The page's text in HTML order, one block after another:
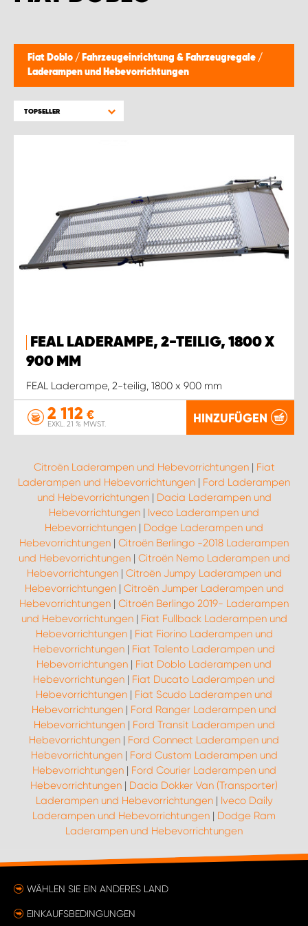
Fiat Doblo / Fahrzeugeinrichtung & Fahrzeugregale /
Laderampen und Hebevorrichtungen
TOPSELLER
FEAL LADERAMPE, 2-TEILIG, 1800 X
900 MM
FEAL Laderampe, 2-teilig, 1800 x 900 mm
2 112 €
EXKL. 21 % MWST. HINZUFÜGEN
Citroën Laderampen und Hebevorrichtungen| Fiat
Laderampen und Hebevorrichtungen | Ford Laderampen
und Hebevorrichtungen| Dacia Laderampen und
Hebevorrichtungen | Iveco Laderampen und
Hebevorrichtungen | Dodge Laderampen und
Hebevorrichtungen | Citroën Berlingo -2018 Laderampen
und Hebevorrichtungen| Citroën Nemo Laderampen und
Hebevorrichtungen| Citroën Jumpy Laderampen und
Hebevorrichtungen| Citroën Jumper Laderampen und
Hebevorrichtungen | Citroën Berlingo 2019- Laderampen
und Hebevorrichtungen| Fiat Fullback Laderampen und
Hebevorrichtungen| Fiat Fiorino Laderampen und
Hebevorrichtungen | Fiat Talento Laderampen und
Hebevorrichtungen | Fiat Doblo Laderampen und
Hebevorrichtungen | Fiat Ducato Laderampen und
Hebevorrichtungen | Fiat Scudo Laderampen und
Hebevorrichtungen | Ford Ranger Laderampen und
Hebevorrichtungen| Ford Transit Laderampen und
Hebevorrichtungen | Ford Connect Laderampen und
Hebevorrichtungen| Ford Custom Laderampen und
Hebevorrichtungen| Ford Courier Laderampen und
Hebevorrichtungen | Dacia Dokker Van (Transporter)
Laderampen und Hebevorrichtungen| Iveco Daily
Laderampen und Hebevorrichtungen | Dodge Ram
Laderampen und Hebevorrichtungen
WÄHLEN SIE EIN ANDERES LAND
EINKAUFSBEDINGUNGEN
WORK SYSTEM BRÜSSEL
WORK SYSTEM LIMBURG-KEMPEN
WORK SYSTEM WORK SYSTEM BRÜGGE